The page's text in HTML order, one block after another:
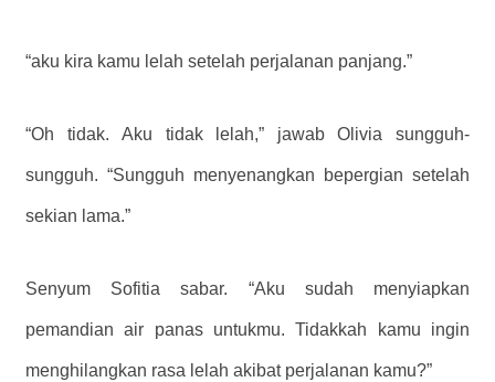
“aku kira kamu lelah setelah perjalanan panjang.”
“Oh tidak. Aku tidak lelah,” jawab Olivia sungguh-
sungguh. “Sungguh menyenangkan bepergian setelah
sekian lama.”
Senyum Sofitia sabar. “Aku sudah menyiapkan
pemandian air panas untukmu. Tidakkah kamu ingin
menghilangkan rasa lelah akibat perjalanan kamu?”